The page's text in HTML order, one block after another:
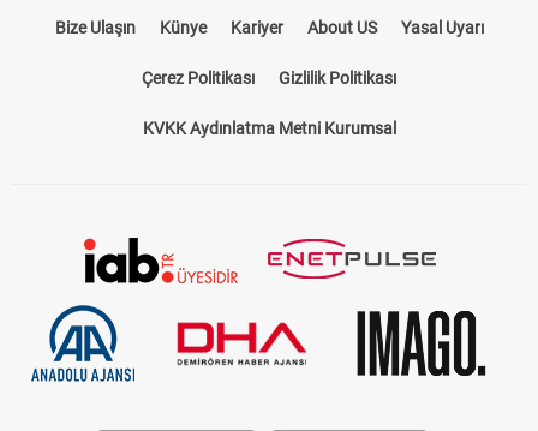
Bize Ulaşın Künye Kariyer About US Yasal Uyarı
Çerez Politikası Gizlilik Politikası
KVKK Aydınlatma Metni Kurumsal